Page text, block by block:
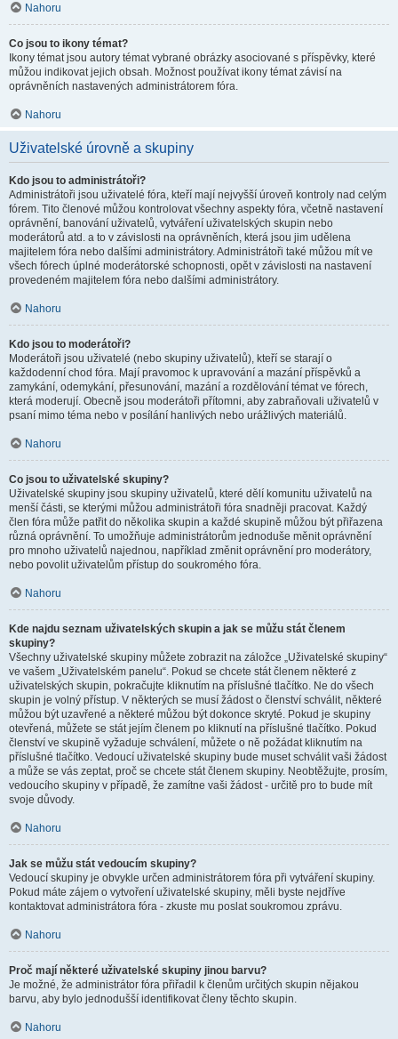
Nahoru
Co jsou to ikony témat?
Ikony témat jsou autory témat vybrané obrázky asociované s příspěvky, které
můžou indikovat jejich obsah. Možnost používat ikony témat závisí na
oprávněních nastavených administrátorem fóra.
Nahoru
Uživatelské úrovně a skupiny
Kdo jsou to administrátoři?
Administrátoři jsou uživatelé fóra, kteří mají nejvyšší úroveň kontroly nad celým
fórem. Tito členové můžou kontrolovat všechny aspekty fóra, včetně nastavení
oprávnění, banování uživatelů, vytváření uživatelských skupin nebo
moderátorů atd. a to v závislosti na oprávněních, která jsou jim udělena
majitelem fóra nebo dalšími administrátory. Administrátoři také můžou mít ve
všech fórech úplné moderátorské schopnosti, opět v závislosti na nastavení
provedeném majitelem fóra nebo dalšími administrátory.
Nahoru
Kdo jsou to moderátoři?
Moderátoři jsou uživatelé (nebo skupiny uživatelů), kteří se starají o
každodenní chod fóra. Mají pravomoc k upravování a mazání příspěvků a
zamykání, odemykání, přesunování, mazání a rozdělování témat ve fórech,
která moderují. Obecně jsou moderátoři přítomni, aby zabraňovali uživatelů v
psaní mimo téma nebo v posílání hanlivých nebo urážlivých materiálů.
Nahoru
Co jsou to uživatelské skupiny?
Uživatelské skupiny jsou skupiny uživatelů, které dělí komunitu uživatelů na
menší části, se kterými můžou administrátoři fóra snadněji pracovat. Každý
člen fóra může patřit do několika skupin a každé skupině můžou být přiřazena
různá oprávnění. To umožňuje administrátorům jednoduše měnit oprávnění
pro mnoho uživatelů najednou, například změnit oprávnění pro moderátory,
nebo povolit uživatelům přístup do soukromého fóra.
Nahoru
Kde najdu seznam uživatelských skupin a jak se můžu stát členem
skupiny?
Všechny uživatelské skupiny můžete zobrazit na záložce „Uživatelské skupiny“
ve vašem „Uživatelském panelu“. Pokud se chcete stát členem některé z
uživatelských skupin, pokračujte kliknutím na příslušné tlačítko. Ne do všech
skupin je volný přístup. V některých se musí žádost o členství schválit, některé
můžou být uzavřené a některé můžou být dokonce skryté. Pokud je skupiny
otevřená, můžete se stát jejím členem po kliknutí na příslušné tlačítko. Pokud
členství ve skupině vyžaduje schválení, můžete o ně požádat kliknutím na
příslušné tlačítko. Vedoucí uživatelské skupiny bude muset schválit vaši žádost
a může se vás zeptat, proč se chcete stát členem skupiny. Neobtěžujte, prosím,
vedoucího skupiny v případě, že zamítne vaši žádost - určitě pro to bude mít
svoje důvody.
Nahoru
Jak se můžu stát vedoucím skupiny?
Vedoucí skupiny je obvykle určen administrátorem fóra při vytváření skupiny.
Pokud máte zájem o vytvoření uživatelské skupiny, měli byste nejdříve
kontaktovat administrátora fóra - zkuste mu poslat soukromou zprávu.
Nahoru
Proč mají některé uživatelské skupiny jinou barvu?
Je možné, že administrátor fóra přiřadil k členům určitých skupin nějakou
barvu, aby bylo jednodušší identifikovat členy těchto skupin.
Nahoru